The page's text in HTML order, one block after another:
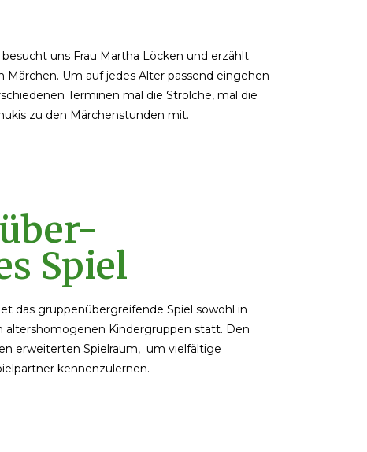
uns Frau Martha Löcken und erzählt
Märchen. Um auf jedes Alter passend eingehen
Terminen mal die Strolche, mal die
zu den Märchenstunden mit.
Spiel
das gruppenübergreifende Spiel sowohl in
altershomogenen Kindergruppen statt. Den
erweiterten Spielraum, um vielfältige
kennenzulernen.